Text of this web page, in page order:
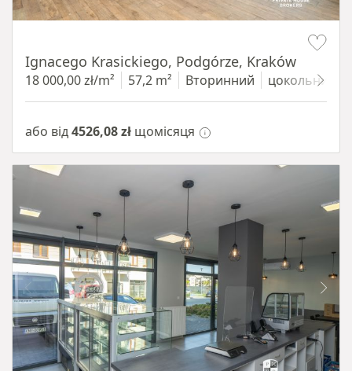
Ignacego Krasickiego, Podgórze, Kraków
18 000,00 zł/m² 57,2 m² Вторинний цокольний
або від4526,08 zł щомісяця